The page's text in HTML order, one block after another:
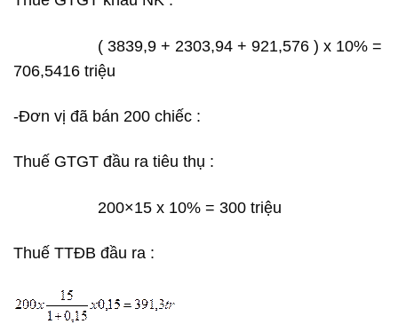
( 3839,9 + 2303,94 + 921,576 ) x 10% =
706,5416 triệu
-Đơn vị đã bán 200 chiếc :
Thuế GTGT đầu ra tiêu thụ :
200×15 x 10% = 300 triệu
Thuế TTĐB đầu ra :